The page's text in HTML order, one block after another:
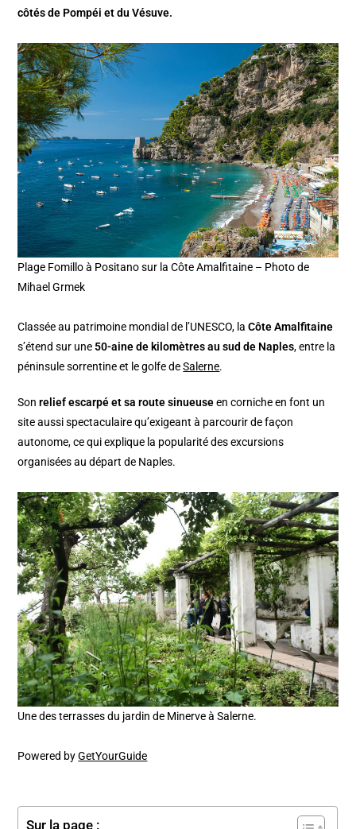
côtés de Pompéi et du Vésuve.
Plage Fomillo à Positano sur la Côte Amalfitaine – Photo de
Mihael Grmek
Classée au patrimoine mondial de l’UNESCO, la Côte Amalfitaine
s’étend sur une 50-aine de kilomètres au sud de Naples, entre la
péninsule sorrentine et le golfe deSalerne.
Sonrelief escarpé et sa route sinueuseen corniche en font un
site aussi spectaculaire qu’exigeant à parcourir de façon
autonome, ce qui explique la popularité des excursions
organisées au départ de Naples.
Une des terrasses du jardin de Minerve à Salerne.
Powered byGetYourGuide
Sur la page :